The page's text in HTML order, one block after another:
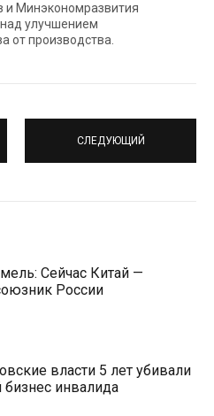
и Минэкономразвития
над улучшением
от производства.
СЛЕДУЮЩИЙ
Сейчас Китай —
России
власти 5 лет убивали
инвалида